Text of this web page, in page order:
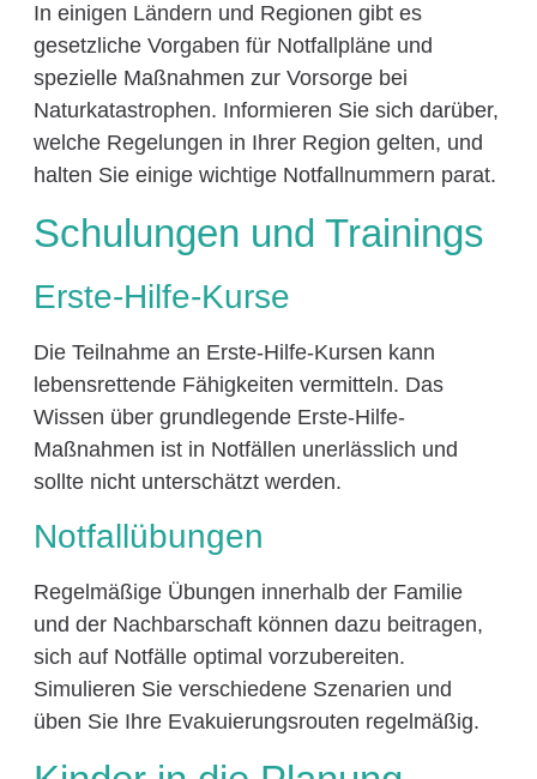
In einigen Ländern und Regionen gibt es
gesetzliche Vorgaben für Notfallpläne und
spezielle Maßnahmen zur Vorsorge bei
Naturkatastrophen. Informieren Sie sich darüber,
welche Regelungen in Ihrer Region gelten, und
halten Sie einige wichtige Notfallnummern parat.
Schulungen und Trainings
Erste-Hilfe-Kurse
Die Teilnahme an Erste-Hilfe-Kursen kann
lebensrettende Fähigkeiten vermitteln. Das
Wissen über grundlegende Erste-Hilfe-
Maßnahmen ist in Notfällen unerlässlich und
sollte nicht unterschätzt werden.
Notfallübungen
Regelmäßige Übungen innerhalb der Familie
und der Nachbarschaft können dazu beitragen,
sich auf Notfälle optimal vorzubereiten.
Simulieren Sie verschiedene Szenarien und
üben Sie Ihre Evakuierungsrouten regelmäßig.